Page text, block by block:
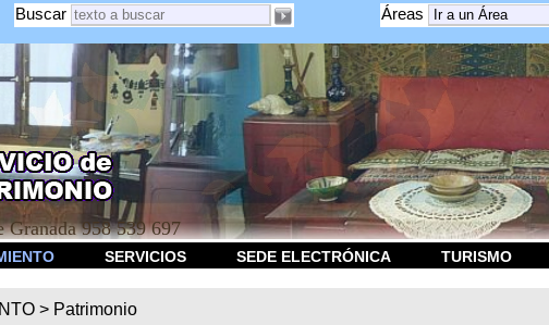
Áreas
Buscar
958 539 697
SERVICIOS SEDE ELECTRÓNICA TURISMO
> Patrimonio